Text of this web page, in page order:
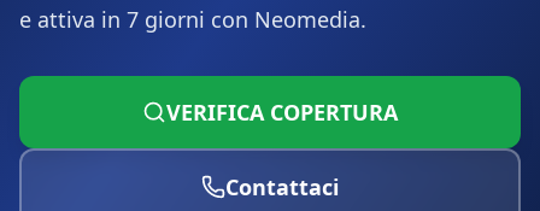
e attiva in 7 giorni con Neomedia.
VERIFICA COPERTURA
Contattaci